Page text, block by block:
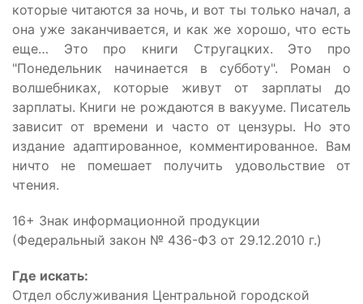
которые читаются за ночь, и вот ты только начал, а
она уже заканчивается, и как же хорошо, что есть
еще… Это про книги Стругацких. Это про
"Понедельник начинается в субботу". Роман о
волшебниках, которые живут от зарплаты до
зарплаты. Книги не рождаются в вакууме. Писатель
зависит от времени и часто от цензуры. Но это
издание адаптированное, комментированное. Вам
ничто не помешает получить удовольствие от
чтения.
16+ Знак информационной продукции
(Федеральный закон № 436-ФЗ от 29.12.2010 г.)
Где искать:
Отдел обслуживания Центральной городской